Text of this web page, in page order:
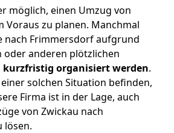
möglich, einen Umzug von
Voraus zu planen. Manchmal
nach Frimmersdorf aufgrund
oder anderen plötzlichen
kurzfristig organisiert werden.
solchen Situation befinden,
Firma ist in der Lage, auch
von Zwickau nach
lösen.